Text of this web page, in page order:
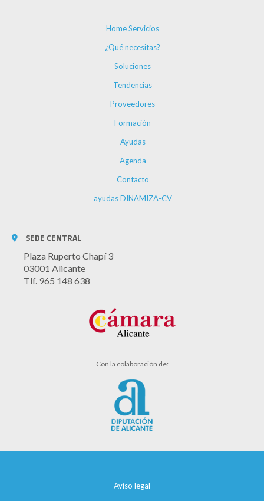
Home Servicios
¿Qué necesitas?
Soluciones
Tendencias
Proveedores
Formación
Ayudas
Agenda
Contacto
ayudas DINAMIZA-CV
SEDE CENTRAL
Plaza Ruperto Chapí 3
03001 Alicante
Tlf. 965 148 638
Con la colaboración de:
Aviso legal